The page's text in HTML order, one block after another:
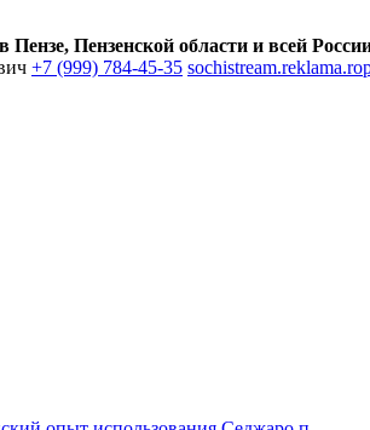
Пензенской области и всей
+7 (999) 784-45-35